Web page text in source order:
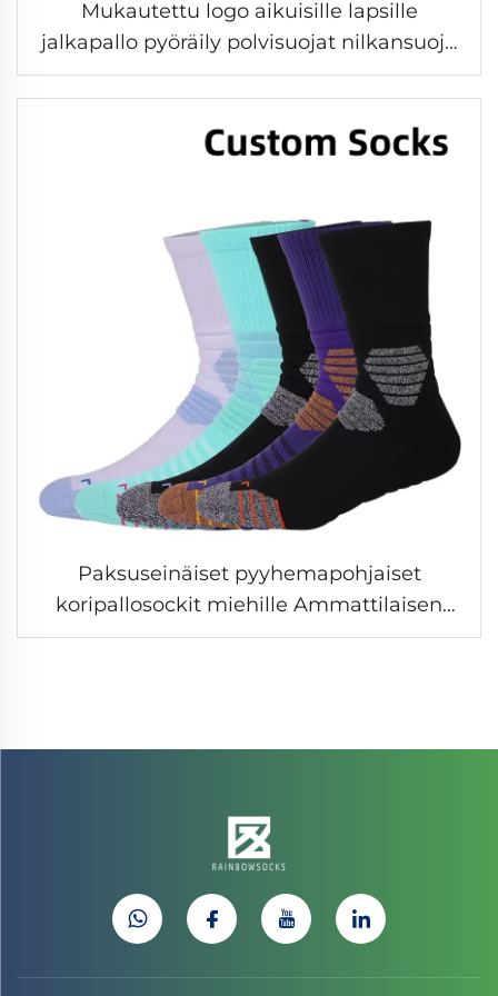
Mukautettu logo aikuisille lapsille
jalkapallo pyöräily polvisuojat nilkansuoja
urheilu ulkona
Paksuseinäiset pyyhemapohjaiset
koripallosockit miehille Ammattilaisen
tason Elite-koripallosockit urheiluun